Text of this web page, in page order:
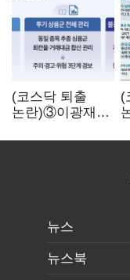
(코스닥 퇴출
논란)③이광재
자동차 없애지는
(
뉴스
뉴스북